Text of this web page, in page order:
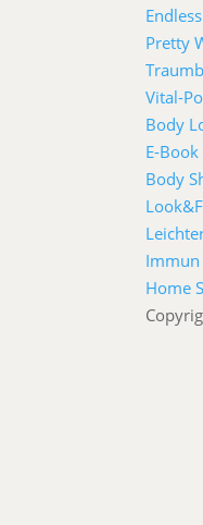
Pretty
Vital-
Body
E-
Body
Home